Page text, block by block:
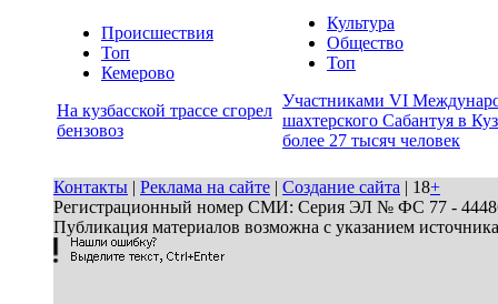
Происшествия
Топ
Кемерово
На кузбасской трассе сгорел
бензовоз
Культура
Общество
Топ
Участниками VI
шахтерского Сабантуя в
более 27 тысяч человек
Контакты | Реклама на сайте | Создание сайта | 18+
Регистрационный номер СМИ: Серия ЭЛ № ФС 77 - 44486
Публикация материалов возможна с указанием